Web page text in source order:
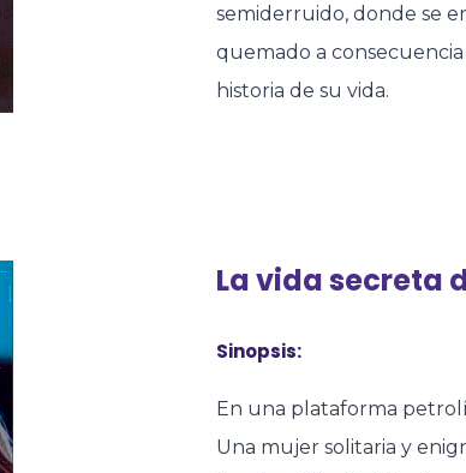
semiderruido, donde se
quemado a
historia de su vida.
La vida secreta
Sinopsis:
En una plataforma
Una mujer solitaria y